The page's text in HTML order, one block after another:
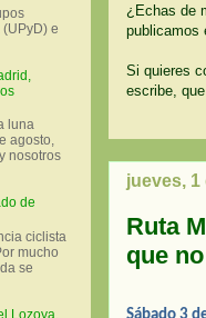
¿Echas de
publicamos
Si quieres
escribe,
jueves, 1
Ruta
que
e
luna
agosto,
nosotros
de
ciclista
mucho
se
Lozoya.